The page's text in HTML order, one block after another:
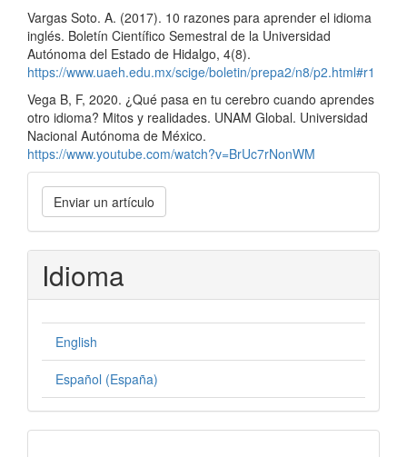
Vargas Soto. A. (2017). 10 razones para aprender el idioma
inglés. Boletín Científico Semestral de la Universidad
Autónoma del Estado de Hidalgo, 4(8).
https://www.uaeh.edu.mx/scige/boletin/prepa2/n8/p2.html#r1
Vega B, F, 2020. ¿Qué pasa en tu cerebro cuando aprendes
otro idioma? Mitos y realidades. UNAM Global. Universidad
Nacional Autónoma de México.
https://www.youtube.com/watch?v=BrUc7rNonWM
Enviar
un
artículo
Enviar un artículo
Idioma
English
Español (España)